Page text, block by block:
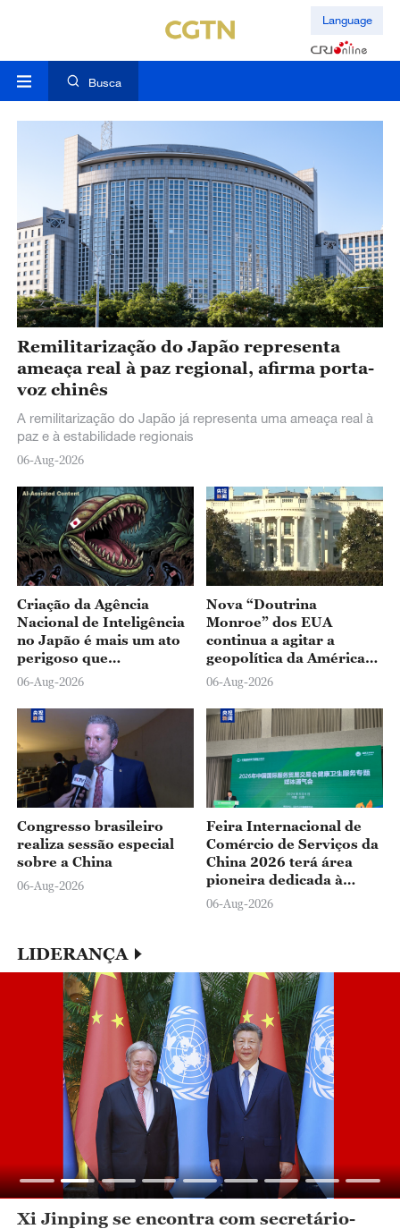
Language
Busca
Remilitarização do Japão representa
ameaça real à paz regional, afirma porta-
voz chinês
A remilitarização do Japão já representa uma ameaça real à
paz e à estabilidade regionais
06-Aug-2026
Criação da Agência
Nacional de Inteligência
no Japão é mais um ato
perigoso que
busca reavivar o
militarismo
06-Aug-2026
Nova “Doutrina
Monroe” dos EUA
continua a agitar a
geopolítica da América
Latina
06-Aug-2026
Congresso brasileiro
realiza sessão especial
06-Aug-2026
Feira Internacional de
Comércio de Serviços da
China 2026 terá área
pioneira dedicada à
tecnologia médica do
futuro
06-Aug-2026
LIDERANÇA
Xi Jinping se encontra com secretário-